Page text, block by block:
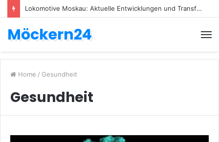
Lokomotive Moskau: Aktuelle Entwicklungen und Transfers
Möckern24
Home / Gesundheit
Gesundheit